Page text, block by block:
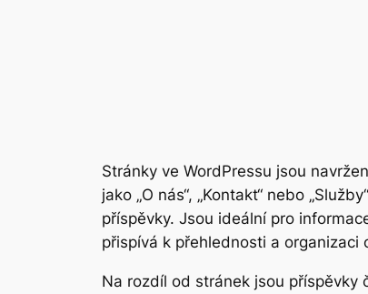
Stránky ve WordPressu jsou
jako „O nás“, „Kontakt“ nebo
příspěvky. Jsou ideální pro
přispívá k přehlednosti a organizaci
Na rozdíl od stránek jsou příspěvky